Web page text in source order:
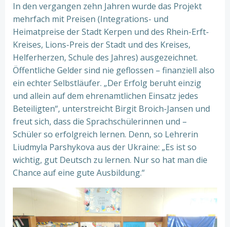
In den vergangen zehn Jahren wurde das Projekt
mehrfach mit Preisen (Integrations- und
Heimatpreise der Stadt Kerpen und des Rhein-Erft-
Kreises, Lions-Preis der Stadt und des Kreises,
Helferherzen, Schule des Jahres) ausgezeichnet.
Öffentliche Gelder sind nie geflossen – finanziell also
ein echter Selbstläufer. „Der Erfolg beruht einzig
und allein auf dem ehrenamtlichen Einsatz jedes
Beteiligten“, unterstreicht Birgit Broich-Jansen und
freut sich, dass die Sprachschülerinnen und –
Schüler so erfolgreich lernen. Denn, so Lehrerin
Liudmyla Parshykova aus der Ukraine: „Es ist so
wichtig, gut Deutsch zu lernen. Nur so hat man die
Chance auf eine gute Ausbildung.“